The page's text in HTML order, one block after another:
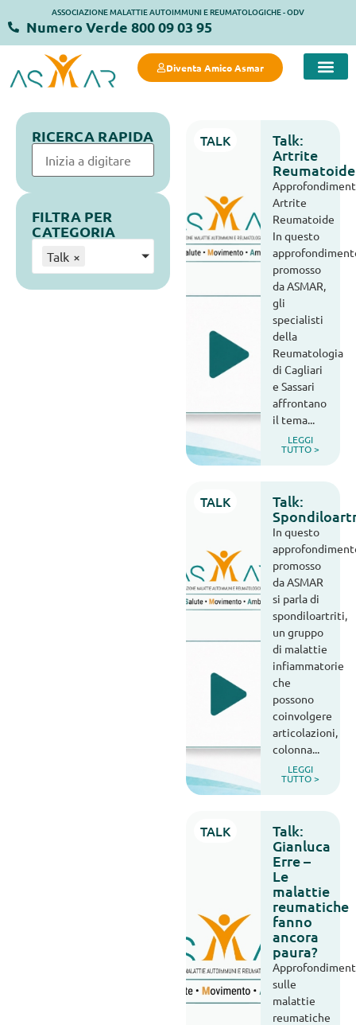
ASSOCIAZIONE MALATTIE AUTOIMMUNI E REUMATOLOGICHE - ODV
Numero Verde 800 09 03 95
Diventa Amico Asmar
RICERCA RAPIDA
FILTRA PER
CATEGORIA
Talk ×
TALK
Talk:
Artrite
Reumatoide
Artrite
Reumatoide
In questo
promosso
da ASMAR,
gli
specialisti
della
Reumatologia
di Cagliari
e Sassari
affrontano
il tema...
LEGGI
TUTTO >
TALK
Talk:
In questo
promosso
da ASMAR
si parla di
spondiloartriti,
un gruppo
di malattie
infiammatorie
che
possono
coinvolgere
articolazioni,
colonna...
LEGGI
TUTTO >
TALK
Talk:
Gianluca
Erre –
Le
malattie
reumatiche
fanno
ancora
paura?
sulle
malattie
reumatiche